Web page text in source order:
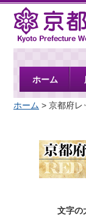
京都府
ホーム
ホーム > 京都府レ
文字の